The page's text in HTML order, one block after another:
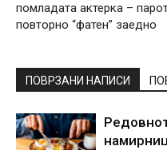
помладата актерка –
повторно “фатен” заедно
ПОВРЗАНИ НАПИСИ